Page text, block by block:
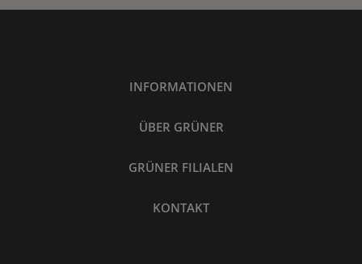
INFORMATIONEN
ÜBER GRÜNER
GRÜNER FILIALEN
KONTAKT